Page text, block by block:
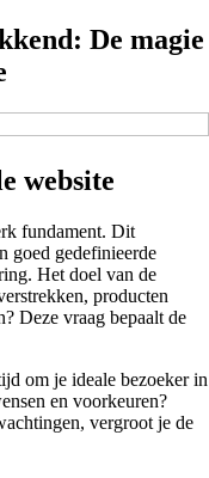
De magie
website
fundament. Dit
goed gedefinieerde
Het doel van de
producten
Deze vraag bepaalt de
om je ideale bezoeker in
en voorkeuren?
vergroot je de